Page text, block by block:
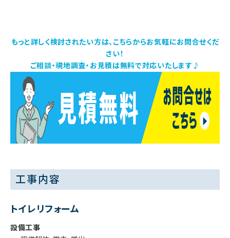
もっと詳しく検討されたい方は、こちらからお気軽にお問合せくだ
さい！
ご相談・現地調査・お見積は無料で対応いたします♪
工事内容
トイレリフォーム
設備工事